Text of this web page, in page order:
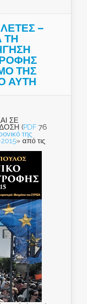
–
ΤΗ
ΤΗΣ
ΑΥΤΗ
ΣΕ
(PDF 76
της
» από τις